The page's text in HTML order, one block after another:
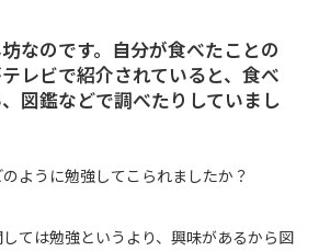
坊なのです。自分が食べたことの
レビで紹介されていると、食べ
図鑑などで調べたりしていまし
ように勉強してこられましたか？
ては勉強というより、興味があるから図